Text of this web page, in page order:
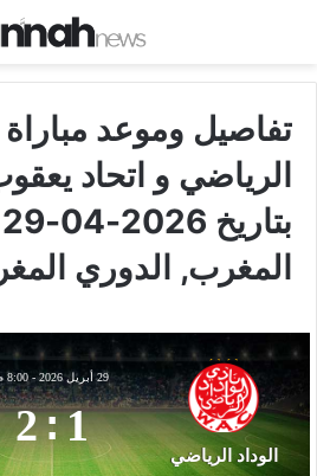
تفاصيل وموعد مباراة
الرياضي و اتحاد
المغرب, الدوري
الوداد الرياضي
29 أبريل 2026 -8:00 م
1
:
2